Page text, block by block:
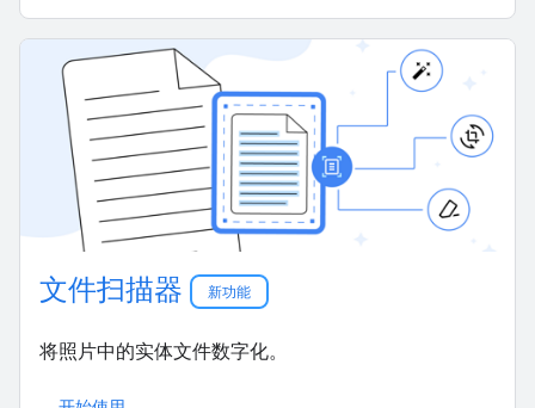
文件扫描器 新功能
将照片中的实体文件数字化。